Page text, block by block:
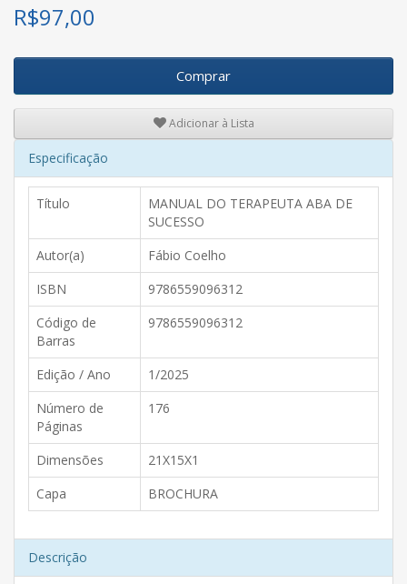
R$97,00
Comprar
Adicionar à Lista
Especificação
Título
MANUAL DO TERAPEUTA ABA DE
SUCESSO
Autor(a)
Fábio Coelho
ISBN
9786559096312
Código de
Barras
9786559096312
Edição / Ano
1/2025
Número de
Páginas
176
Dimensões
21X15X1
Capa
BROCHURA
Descrição